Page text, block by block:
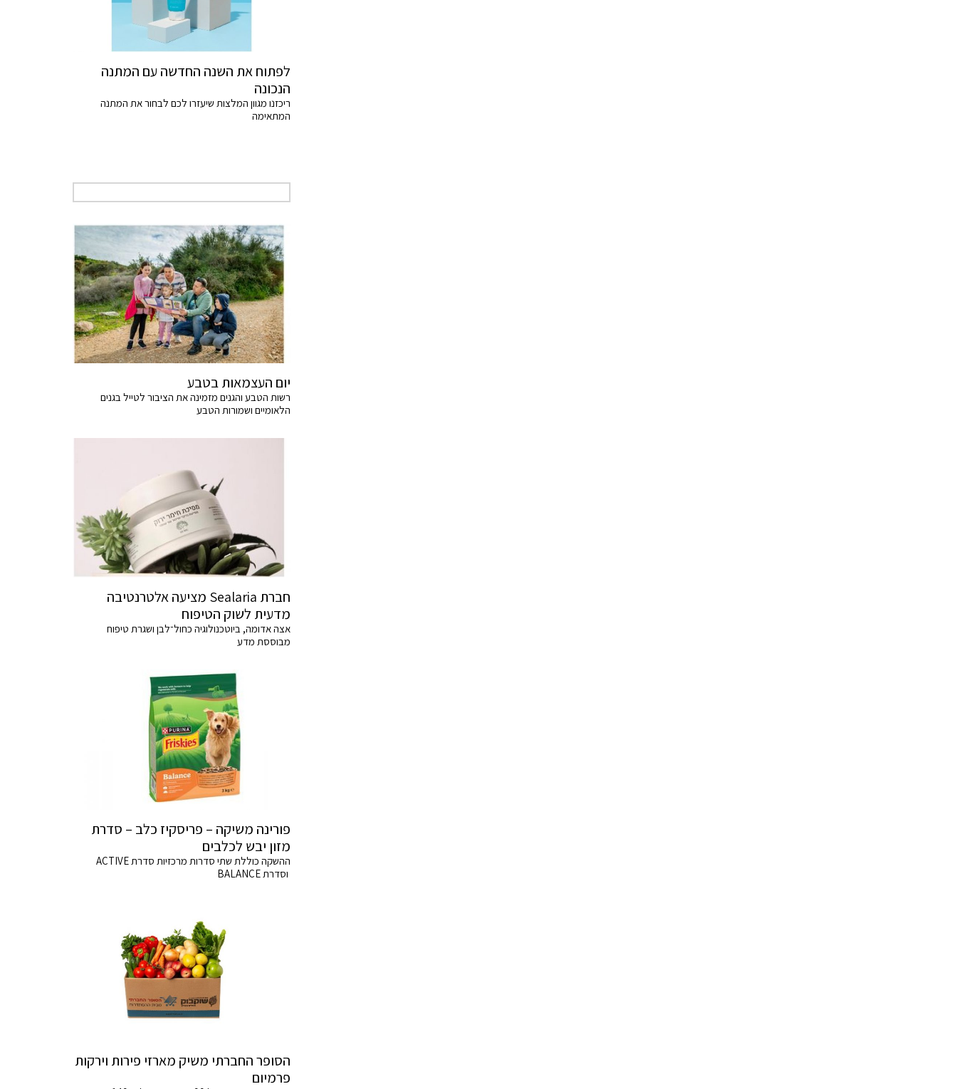
לפתוח את השנה החדשה עם המתנה
הנכונה
ריכזנו מגוון המלצות שיעזרו לכם לבחור את המתנה
המתאימה
יום העצמאות בטבע
רשות הטבע והגנים מזמינה את הציבור לטייל בגנים
הלאומיים ושמורות הטבע
חברת Sealaria מציעה אלטרנטיבה
מדעית לשוק הטיפוח
אצה אדומה, ביוטכנולוגיה כחול־לבן ושגרת טיפוח
מבוססת מדע
פורינה משיקה – פריסקיז כלב – סדרת
מזון יבש לכלבים
ההשקה כוללת שתי סדרות מרכזיות סדרת ACTIVE
וסדרת BALANCE
הסופר החברתי משיק מארזי פירות וירקות
פרמיום